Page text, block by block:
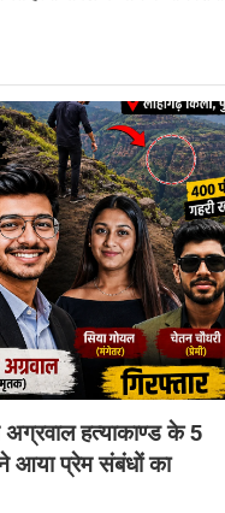
हत्याकाण्ड के 5
आया प्रेम संबंधों का